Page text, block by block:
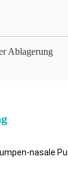
Ablagerung
nasale